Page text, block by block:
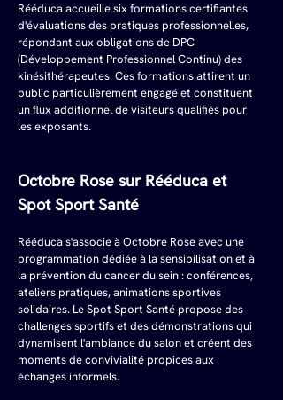
Rééduca accueille six formations certifiantes
d'évaluations des pratiques professionnelles,
répondant aux obligations de DPC
(Développement Professionnel Continu) des
kinésithérapeutes. Ces formations attirent un
public particulièrement engagé et constituent
un flux additionnel de visiteurs qualifiés pour
les exposants.
Octobre Rose sur Rééduca et
Spot Sport Santé
Rééduca s'associe à Octobre Rose avec une
programmation dédiée à la sensibilisation et à
la prévention du cancer du sein : conférences,
ateliers pratiques, animations sportives
solidaires. Le Spot Sport Santé propose des
challenges sportifs et des démonstrations qui
dynamisent l'ambiance du salon et créent des
moments de convivialité propices aux
échanges informels.